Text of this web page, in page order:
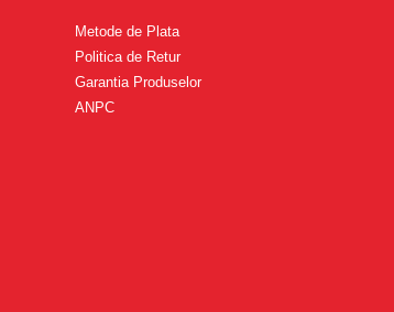
Metode de Plata
Politica de Retur
Garantia Produselor
ANPC